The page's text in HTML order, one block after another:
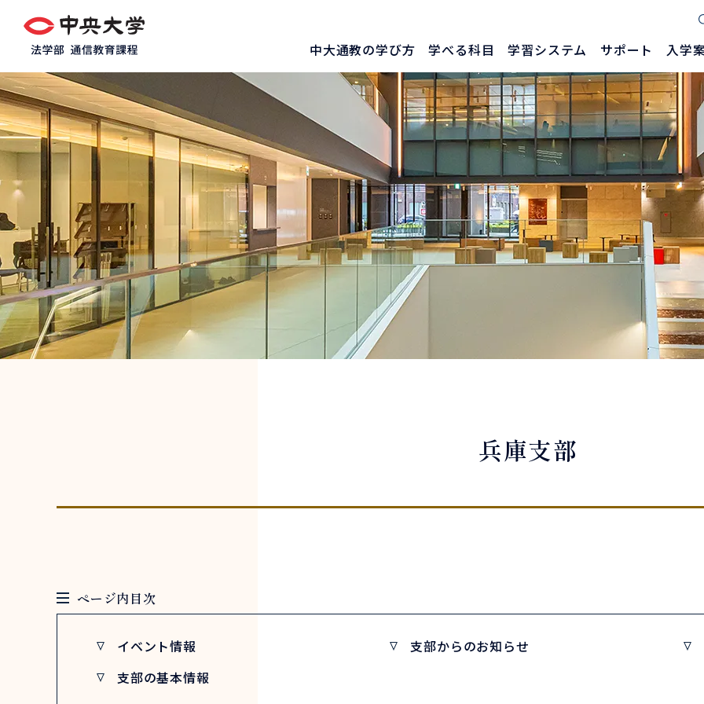
バ
ル
ナ
ビ
ゲ
ー
シ
ョ
ン
へ
ル
ナ
ビ
ゲ
ー
シ
ョ
ン
へ
ー
へ
中大通教の学び方 学べる科目 学習システム サポート 入学
兵庫支部
ページ内目次
イベント情報 支部からのお知らせ
支部の基本情報